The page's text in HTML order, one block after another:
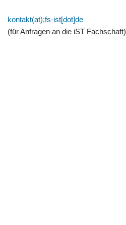
kontakt(at);fs-ist[dot]de
(für Anfragen an die iST Fachschaft)